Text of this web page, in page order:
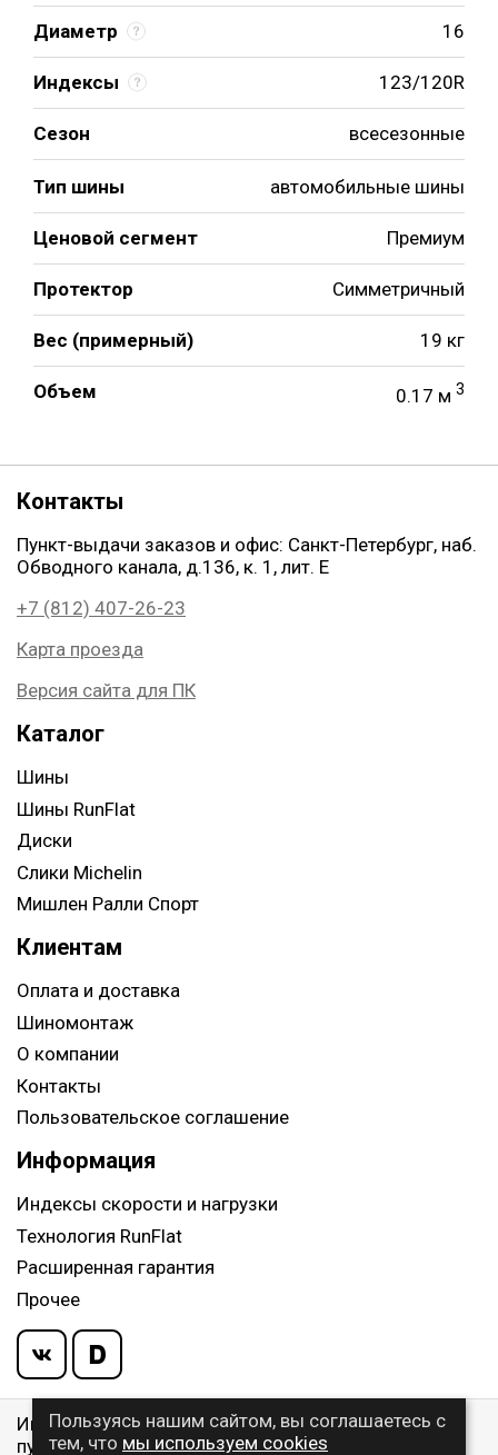
Диаметр 16
Индексы 123/120R
Сезон всесезонные
Тип шины автомобильные шины
Ценовой сегмент Премиум
Протектор Симметричный
Вес (примерный) 19 кг
Объем 0.17 м 3
Контакты
Пункт-выдачи заказов и офис: Санкт-Петербург, наб.
Обводного канала, д.136, к. 1, лит. Е
+7 (812) 407-26-23
Карта проезда
Версия сайта для ПК
Каталог
Шины
Шины RunFlat
Диски
Слики Michelin
Мишлен Ралли Спорт
Клиентам
Оплата и доставка
Шиномонтаж
О компании
Контакты
Пользовательское соглашение
Информация
Индексы скорости и нагрузки
Технология RunFlat
Расширенная гарантия
Прочее
Информация указанная на сайте, не является
публичной офертой, определяемой ст. 437 ГК РФ
Пользуясь нашим сайтом, вы соглашаетесь с
тем, что мы используем cookies